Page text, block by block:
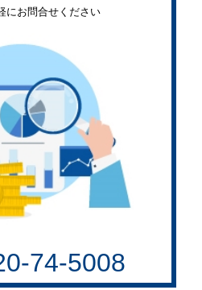
にお問合せください
74-5008